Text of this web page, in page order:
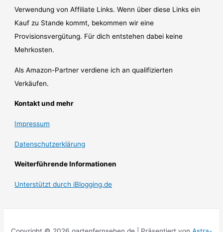
Verwendung von Affiliate Links. Wenn über diese Links ein
Kauf zu Stande kommt, bekommen wir eine
Provisionsvergütung. Für dich entstehen dabei keine
Mehrkosten.
Als Amazon-Partner verdiene ich an qualifizierten
Verkäufen.
Kontakt und mehr
Impressum
Datenschutzerklärung
Weiterführende Informationen
Unterstützt durch iBlogging.de